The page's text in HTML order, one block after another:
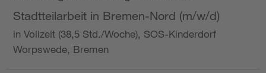
Stadtteilarbeit in Bremen-Nord (m/w/d)
in Vollzeit (38,5 Std./Woche), SOS-Kinderdorf
Worpswede, Bremen